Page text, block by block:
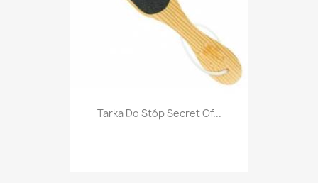
Tarka Do Stóp Secret Of...